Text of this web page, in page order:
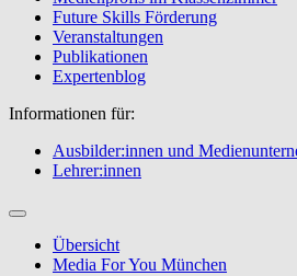
Future Skills Förderung
Veranstaltungen
Publikationen
Expertenblog
Informationen für:
Ausbilder:innen und
Lehrer:innen
Übersicht
Media For You München